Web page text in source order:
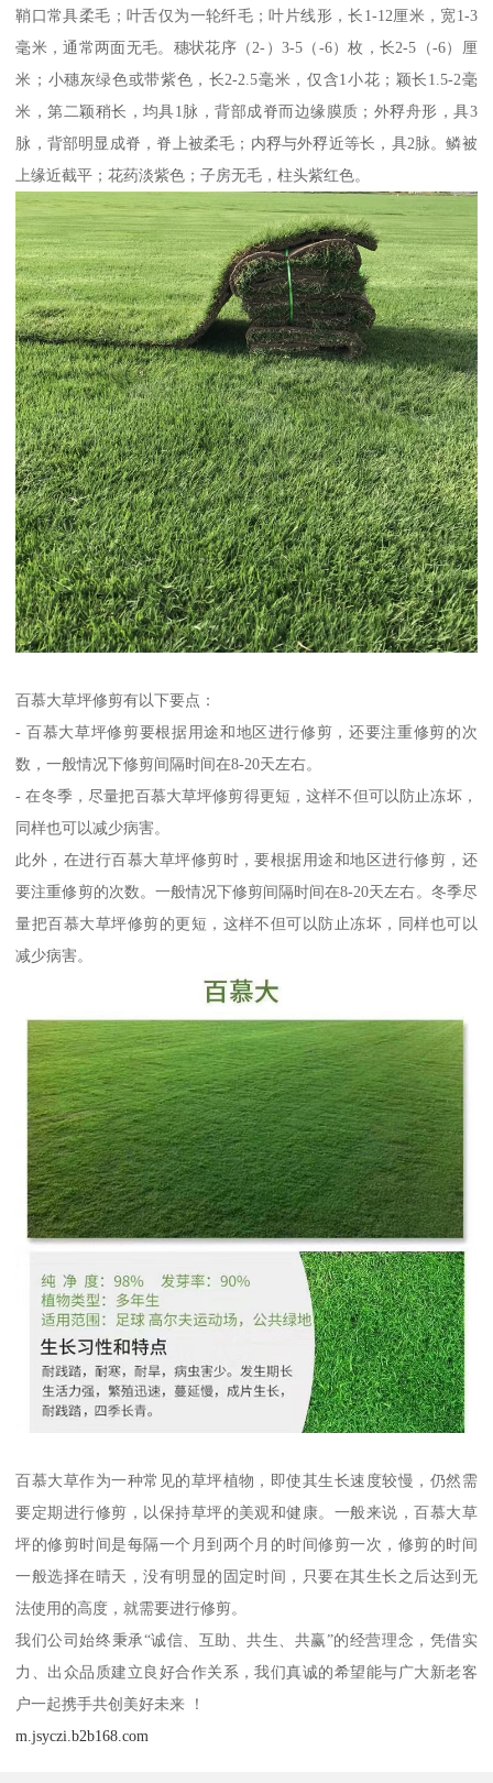
鞘口常具柔毛；叶舌仅为一轮纤毛；叶片线形，长1-12厘米，宽1-3
毫米，通常两面无毛。穗状花序（2-）3-5（-6）枚，长2-5（-6）厘
米；小穗灰绿色或带紫色，长2-2.5毫米，仅含1小花；颖长1.5-2毫
米，第二颖稍长，均具1脉，背部成脊而边缘膜质；外稃舟形，具3
脉，背部明显成脊，脊上被柔毛；内稃与外稃近等长，具2脉。鳞被
上缘近截平；花药淡紫色；子房无毛，柱头紫红色。
百慕大草坪修剪有以下要点：
- 百慕大草坪修剪要根据用途和地区进行修剪，还要注重修剪的次
数，一般情况下修剪间隔时间在8-20天左右。
- 在冬季，尽量把百慕大草坪修剪得更短，这样不但可以防止冻坏，
同样也可以减少病害。
此外，在进行百慕大草坪修剪时，要根据用途和地区进行修剪，还
要注重修剪的次数。一般情况下修剪间隔时间在8-20天左右。冬季尽
量把百慕大草坪修剪的更短，这样不但可以防止冻坏，同样也可以
减少病害。
百慕大草作为一种常见的草坪植物，即使其生长速度较慢，仍然需
要定期进行修剪，以保持草坪的美观和健康。一般来说，百慕大草
坪的修剪时间是每隔一个月到两个月的时间修剪一次，修剪的时间
一般选择在晴天，没有明显的固定时间，只要在其生长之后达到无
法使用的高度，就需要进行修剪。
我们公司始终秉承“诚信、互助、共生、共赢”的经营理念，凭借实
力、出众品质建立良好合作关系，我们真诚的希望能与广大新老客
户一起携手共创美好未来 ！
m.jsyczi.b2b168.com